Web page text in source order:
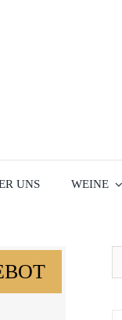
UNS WEINE